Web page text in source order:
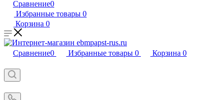
Сравнение0
Избранные товары 0
Корзина 0
Сравнение0 Избранные товары 0 Корзина 0